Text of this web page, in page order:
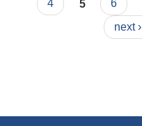
4
5 6
next ›